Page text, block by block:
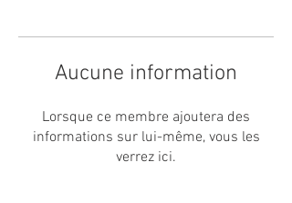
Aucune information
Lorsque ce membre ajoutera des
informations sur lui-même, vous les
verrez ici.